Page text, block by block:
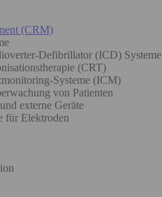
(CRM)
Defibrillator (ICD) Systeme
(CRT)
Systeme (ICM)
von Patienten
externe Geräte
für Elektroden